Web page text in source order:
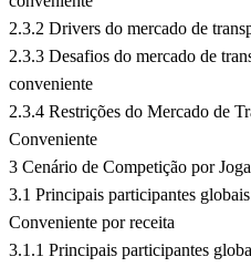
2.3.2 Drivers do mercado de
2.3.3 Desafios do mercado de
conveniente
2.3.4 Restrições do Mercado de
Conveniente
3 Cenário de Competição por
3.1 Principais participantes
Conveniente por receita
3.1.1 Principais participantes